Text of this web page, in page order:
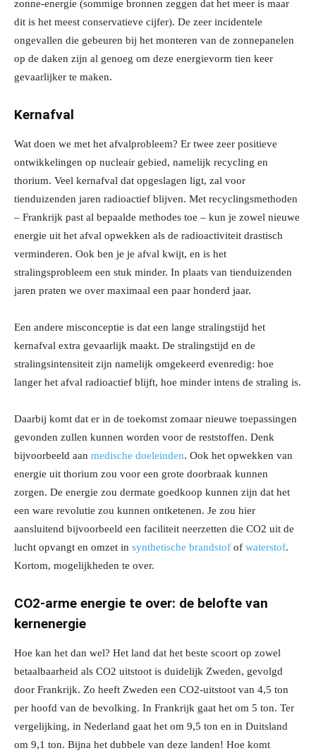
zonne-energie (sommige bronnen zeggen dat het meer is maar
dit is het meest conservatieve cijfer). De zeer incidentele
ongevallen die gebeuren bij het monteren van de zonnepanelen
op de daken zijn al genoeg om deze energievorm tien keer
gevaarlijker te maken.
Kernafval
Wat doen we met het afvalprobleem? Er twee zeer positieve
ontwikkelingen op nucleair gebied, namelijk recycling en
thorium. Veel kernafval dat opgeslagen ligt, zal voor
tienduizenden jaren radioactief blijven. Met recyclingsmethoden
– Frankrijk past al bepaalde methodes toe – kun je zowel nieuwe
energie uit het afval opwekken als de radioactiviteit drastisch
verminderen. Ook ben je je afval kwijt, en is het
stralingsprobleem een stuk minder. In plaats van tienduizenden
jaren praten we over maximaal een paar honderd jaar.
Een andere misconceptie is dat een lange stralingstijd het
kernafval extra gevaarlijk maakt. De stralingstijd en de
stralingsintensiteit zijn namelijk omgekeerd evenredig: hoe
langer het afval radioactief blijft, hoe minder intens de straling is.
Daarbij komt dat er in de toekomst zomaar nieuwe toepassingen
gevonden zullen kunnen worden voor de reststoffen. Denk
bijvoorbeeld aan medische doeleinden. Ook het opwekken van
energie uit thorium zou voor een grote doorbraak kunnen
zorgen. De energie zou dermate goedkoop kunnen zijn dat het
een ware revolutie zou kunnen ontketenen. Je zou hier
aansluitend bijvoorbeeld een faciliteit neerzetten die CO2 uit de
lucht opvangt en omzet in synthetische brandstof of waterstof.
Kortom, mogelijkheden te over.
CO2-arme energie te over: de belofte van
kernenergie
Hoe kan het dan wel? Het land dat het beste scoort op zowel
betaalbaarheid als CO2 uitstoot is duidelijk Zweden, gevolgd
door Frankrijk. Zo heeft Zweden een CO2-uitstoot van 4,5 ton
per hoofd van de bevolking. In Frankrijk gaat het om 5 ton. Ter
vergelijking, in Nederland gaat het om 9,5 ton en in Duitsland
om 9,1 ton. Bijna het dubbele van deze landen! Hoe komt